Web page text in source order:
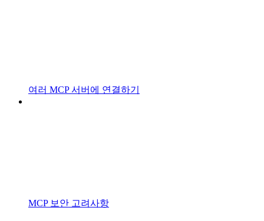
여러 MCP 서버에 연결하기
MCP 보안 고려사항